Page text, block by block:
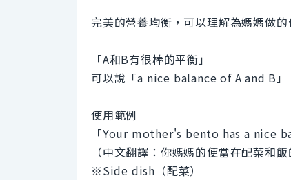
完美的營養均衡，可以理解為媽媽做
「A和B有很棒的平衡」
可以說「a nice balance of A and B」
使用範例
「Your mother's bento has a nice
（中文翻譯：你媽媽的便當在配菜和飯
※Side dish（配菜）